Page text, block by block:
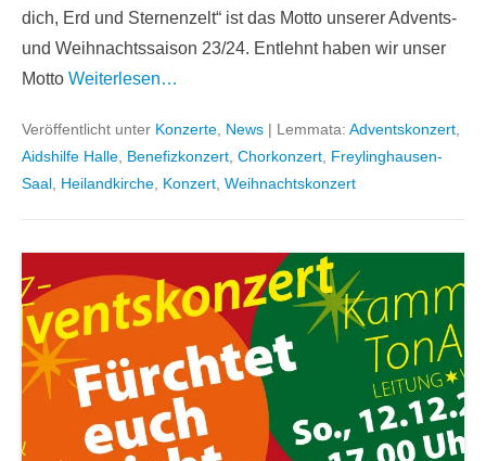
dich, Erd und Sternenzelt“ ist das Motto unserer Advents-
und Weihnachtssaison 23/24. Entlehnt haben wir unser
Motto Weiterlesen…
Veröffentlicht unter Konzerte News | Lemmata: Adventskonzert
Aidshilfe Halle Benefizkonzert Chorkonzert Freylinghausen-
Saal Heilandkirche Konzert Weihnachtskonzert